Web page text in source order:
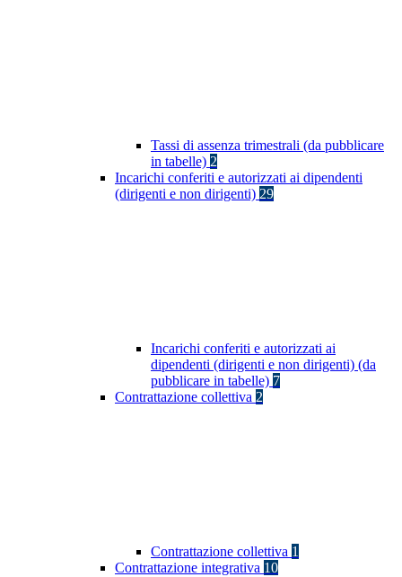
Tassi di assenza trimestrali (da pubblicare
in tabelle) 2
Incarichi conferiti e autorizzati ai dipendenti
(dirigenti e non dirigenti) 29
Incarichi conferiti e autorizzati ai
dipendenti (dirigenti e non dirigenti) (da
pubblicare in tabelle) 7
Contrattazione collettiva 2
Contrattazione collettiva 1
Contrattazione integrativa 10